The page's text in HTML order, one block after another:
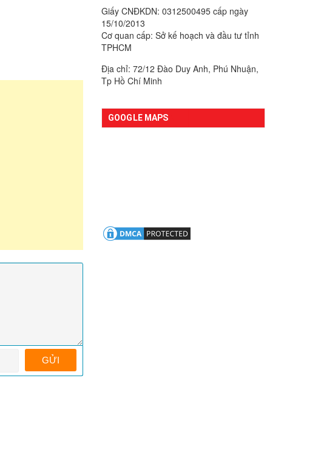
Giấy CNĐKDN: 0312500495 cấp ngày
15/10/2013
Cơ quan cấp: Sở kế hoạch và đầu tư tỉnh
TPHCM
Địa chỉ: 72/12 Đào Duy Anh, Phú Nhuận,
Tp Hồ Chí Minh
GOOGLE MAPS